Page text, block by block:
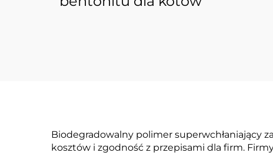
Biodegradowalny polimer superwchłaniający
kosztów i zgodność z przepisami dla firm.